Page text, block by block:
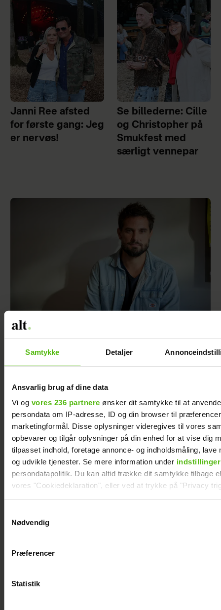
Samtykke Detaljer
Ansvarlig brug af dine data
Vi og vores 236 partnere ønsker dit samtykke til at
persondata om IP-adresse, ID og din browser til
marketingformål. Disse oplysninger videregives til vores
opbevarer og tilgår oplysninger på din enhed for at vise dig
tilpasset indhold, foretage annonce- og indholdsmåling, lave
og udvikle tjenester. Se mere information under indstillinger
persondatapolitik. Du kan altid trække dit samtykke tilbage
vores "Cookiedeklaration", eller ved at trykke på "Privacy
Vi anvender egne cookies og cookies fra tredjeparter til at
generere statistik og huske dine præferencer samt til brug
Nødvendig
Præferencer
Statistik
Janni Ree afsted
for første gang: Jeg
er nervøs!
Se billederne: Cille
og Christopher på
Smukfest med
særligt vennepar
Nyt projekt fra Christian Tafdrup:
Amagermanden bliver til dramaserie
kysse en mand